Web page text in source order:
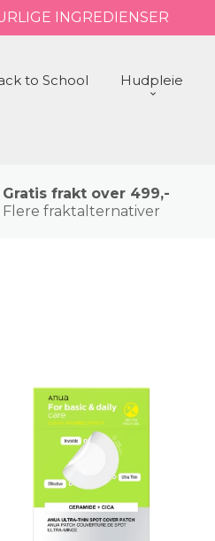
INGREDIENSER
to School Hudpleie
Gratis frakt over 499,-
Flere fraktalternativer